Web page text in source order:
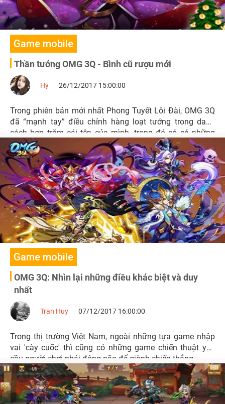
Game mobile
Thần tướng OMG 3Q - Bình cũ rượu mới
Hy 26/12/2017 15:00:00
Trong phiên bản mới nhất Phong Tuyết Lôi Đài, OMG 3Q
đã “mạnh tay” điều chỉnh hàng loạt tướng trong danh
sách hơn trăm cái tên của mình, trong đó có cả những
thần tướng như Quan Vũ, Bàng Thống, Tư Mã Ý,…
Game mobile
OMG 3Q: Nhìn lại những điều khác biệt và duy
nhất
Tran Huy 07/12/2017 16:00:00
Trong thị trường Việt Nam, ngoài những tựa game nhập
vai 'cày cuốc' thì cũng có những game chiến thuật yêu
cầu người chơi phải động não để giành chiến thắng.